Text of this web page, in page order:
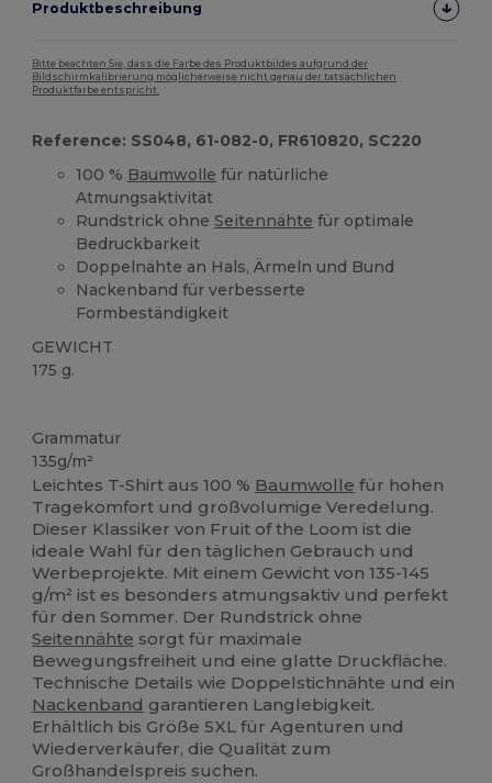
Produktbeschreibung
Bitte beachten Sie, dass die Farbe des Produktbildes aufgrund der
Bildschirmkalibrierung möglicherweise nicht genau der tatsächlichen
Produktfarbe entspricht.
Reference: SS048, 61-082-0, FR610820, SC220
100 % Baumwolle für natürliche
Atmungsaktivität
Rundstrick ohneSeitennähte für optimale
Bedruckbarkeit
Doppelnähte an Hals, Ärmeln und Bund
Nackenband für verbesserte
Formbeständigkeit
GEWICHT
175 g.
Grammatur
135g/m²
Leichtes T-Shirt aus 100 % Baumwolle für hohen
Tragekomfort und großvolumige Veredelung.
Dieser Klassiker von Fruit of the Loom ist die
ideale Wahl für den täglichen Gebrauch und
Werbeprojekte. Mit einem Gewicht von 135-145
g/m² ist es besonders atmungsaktiv und perfekt
für den Sommer. Der Rundstrick ohne
Seitennähte sorgt für maximale
Bewegungsfreiheit und eine glatte Druckfläche.
Technische Details wie Doppelstichnähte und ein
Nackenband garantieren Langlebigkeit.
Erhältlich bis Größe 5XL für Agenturen und
Wiederverkäufer, die Qualität zum
Großhandelspreis suchen.